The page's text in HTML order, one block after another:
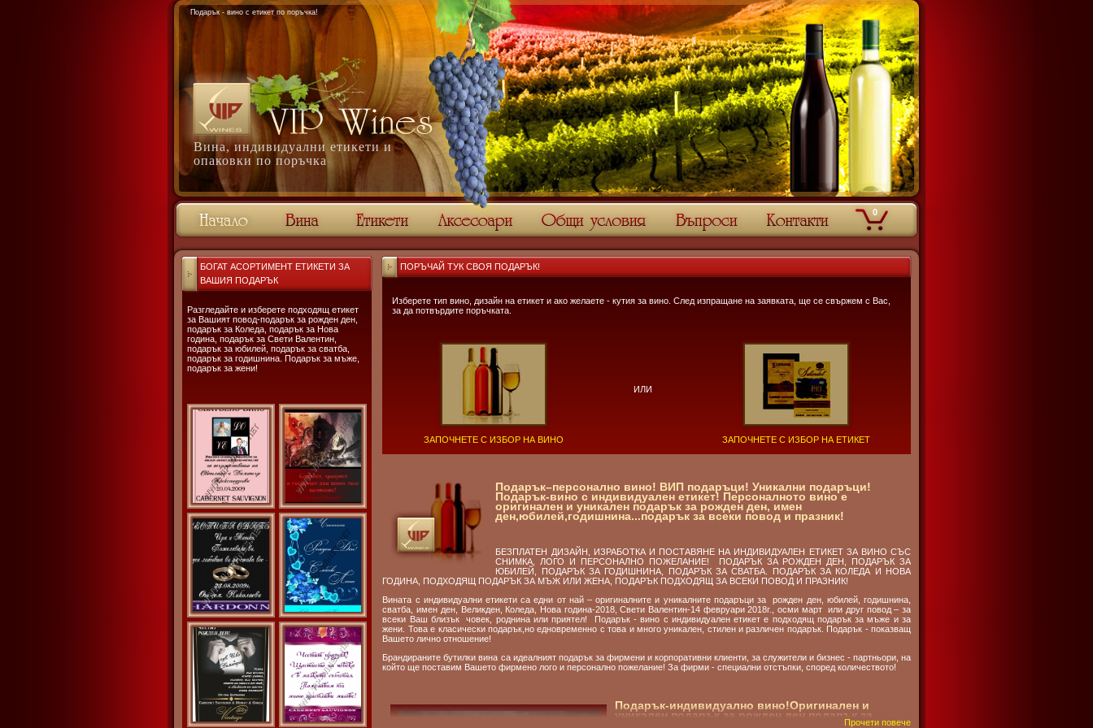
Подарък - вино с етикет по поръчка!
Вина, индивидуални етикети и
опаковки по поръчка
0
БОГАТ АСОРТИМЕНТ ЕТИКЕТИ ЗА
ВАШИЯ ПОДАРЪК
Разгледайте и изберете подходящ етикет
за Вашият повод-подарък за рожден ден,
подарък за Коледа, подарък за Нова
година, подарък за Свети Валентин,
подарък за юбилей, подарък за сватба,
подарък за годишнина. Подарък за мъже,
подарък за жени!
ПОРЪЧАЙ ТУК СВОЯ ПОДАРЪК!
Изберете тип вино, дизайн на етикет и ако желаете - кутия за вино. След изпращане на заявката, ще се свържем с Вас,
за да потвърдите поръчката.
ЗАПОЧНЕТЕ С ИЗБОР НА ВИНО
ИЛИ
ЗАПОЧНЕТЕ С ИЗБОР НА ЕТИКЕТ
Подарък–персонално вино! ВИП подаръци! Уникални подаръци!
Подарък-вино с индивидуален етикет! Персоналното вино е
оригинален и уникален подарък за рожден ден, имен
ден,юбилей,годишнина...подарък за всеки повод и празник!
БЕЗПЛАТЕН ДИЗАЙН, ИЗРАБОТКА И ПОСТАВЯНЕ НА ИНДИВИДУАЛЕН ЕТИКЕТ ЗА ВИНО СЪС
СНИМКА, ЛОГО И ПЕРСОНАЛНО ПОЖЕЛАНИЕ! ПОДАРЪК ЗА РОЖДЕН ДЕН, ПОДАРЪК ЗА
ЮБИЛЕЙ, ПОДАРЪК ЗА ГОДИШНИНА, ПОДАРЪК ЗА СВАТБА. ПОДАРЪК ЗА КОЛЕДА И НОВА
ГОДИНА, ПОДХОДЯЩ ПОДАРЪК ЗА МЪЖ ИЛИ ЖЕНА, ПОДАРЪК ПОДХОДЯЩ ЗА ВСЕКИ ПОВОД И ПРАЗНИК!
Вината с индивидуални етикети са едни от най – оригиналните и уникалните подаръци за рожден ден, юбилей, годишнина,
сватба, имен ден, Великден, Коледа, Нова година-2018, Свети Валентин-14 февруари 2018г., осми март или друг повод – за
всеки Ваш близък човек, роднина или приятел! Подарък - вино с индивидуален етикет е подходящ подарък за мъже и за
жени. Това е класически подарък,но едновременно с това и много уникален, стилен и различен подарък. Подарък - показващ
Вашето лично отношение!
Брандираните бутилки вина са идеалният подарък за фирмени и корпоративни клиенти, за служители и бизнес - партньори, на
който ще поставим Вашето фирмено лого и персонално пожелание! За фирми - специални отстъпки, според количеството!
Подарък-индивидуално вино!Оригинален и
уникален подарък за рожден ден,подарък за
юбилей,подарък за имен ден,подарък заПрочети повече